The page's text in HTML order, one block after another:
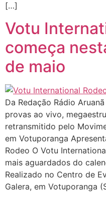
[…]
Votu
começa
de maio
Da Redação Rádio
provas ao vivo,
retransmitido pelo
em Votuporanga
Rodeo O Votu
mais aguardados do
Realizado no Centro de
Galera, em Votuporanga